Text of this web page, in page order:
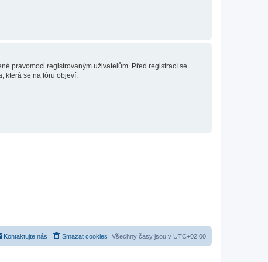
pravomoci registrovaným uživatelům. Před registrací se
která se na fóru objeví.
Všechny časy jsou v UTC+02:00
Smazat cookies
Kontaktujte nás